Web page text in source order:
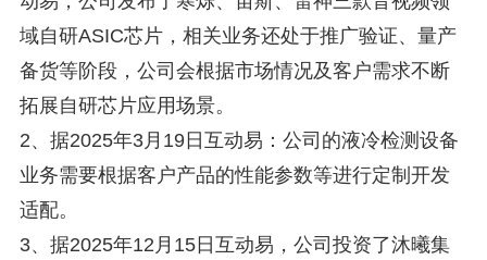
域自研ASIC芯片，相关业务还处于推广验证、量产
备货等阶段，公司会根据市场情况及客户需求不断
拓展自研芯片应用场景。
2、据2025年3月19日互动易：公司的液冷检测设备
业务需要根据客户产品的性能参数等进行定制开发
适配。
3、据2025年12月15日互动易，公司投资了沐曦集